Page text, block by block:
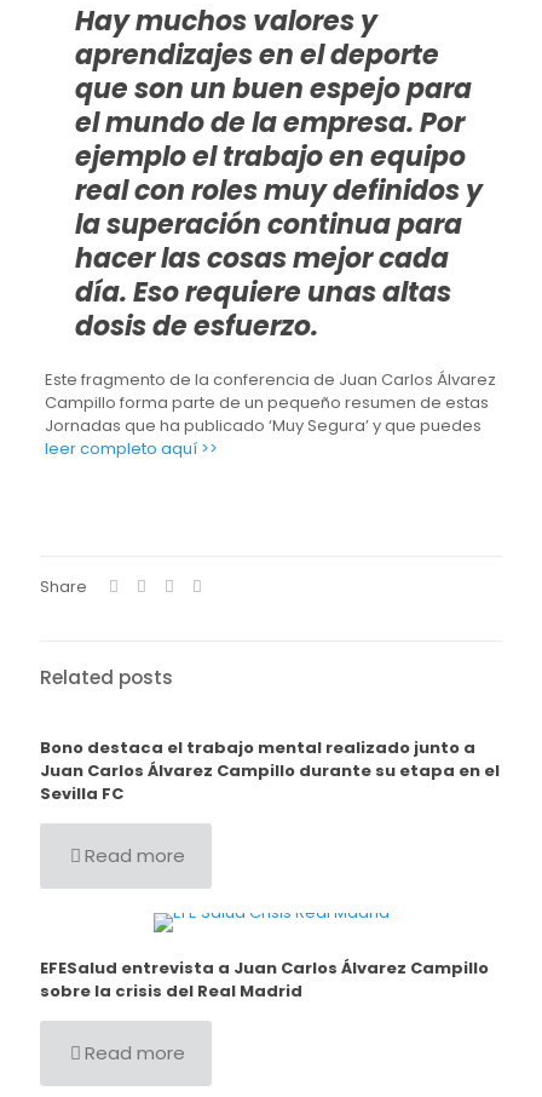
Hay muchos valores y
aprendizajes en el deporte
que son un buen espejo para
el mundo de la empresa. Por
ejemplo eltrabajo en equipo
real con roles muy definidos y
la superación continua para
hacer las cosas mejor cada
día. Eso requiere unas altas
dosis de esfuerzo.
Este fragmento de la conferencia de Juan Carlos Álvarez
Campillo forma parte de un pequeño resumen de estas
Jornadas que ha publicado ‘Muy Segura’ y que puedes
leer completo aquí >>
Share
Related posts
Bono destaca el trabajo mental realizado junto a
Juan Carlos Álvarez Campillo durante su etapa en el
Sevilla FC
Read more
EFESalud entrevista a Juan Carlos Álvarez Campillo
sobre la crisis del Real Madrid
Read more